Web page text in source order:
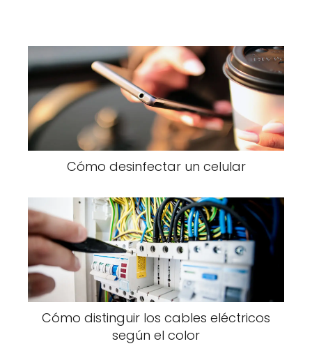
Cómo desinfectar un celular
Cómo distinguir los cables eléctricos
según el color